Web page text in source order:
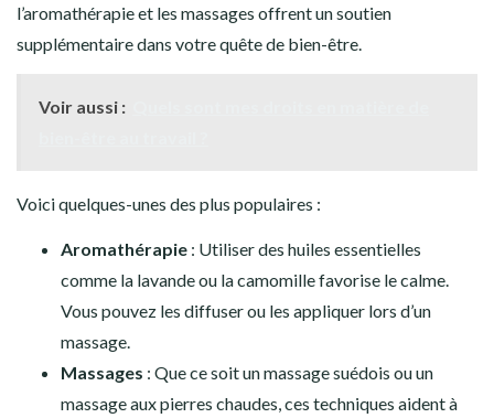
l’aromathérapie et les massages offrent un soutien
supplémentaire dans votre quête de bien-être.
Voir aussi :
Voici quelques-unes des plus populaires :
Aromathérapie : Utiliser des huiles essentielles
comme la lavande ou la camomille favorise le calme.
Vous pouvez les diffuser ou les appliquer lors d’un
massage.
Massages : Que ce soit un massage suédois ou un
massage aux pierres chaudes, ces techniques aident à